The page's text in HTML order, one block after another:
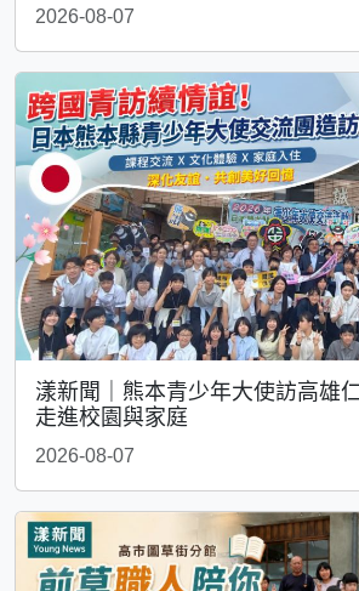
2026-08-07
漾新聞｜熊本青少年大使訪高雄
走進校園與家庭
2026-08-07